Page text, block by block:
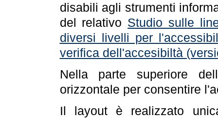
disabili agli strumenti
del relativo Studio sulle
diversi livelli per
verifica dell'accesibiltà
Nella parte superiore
orizzontale per consentire
Il layout è realizzato